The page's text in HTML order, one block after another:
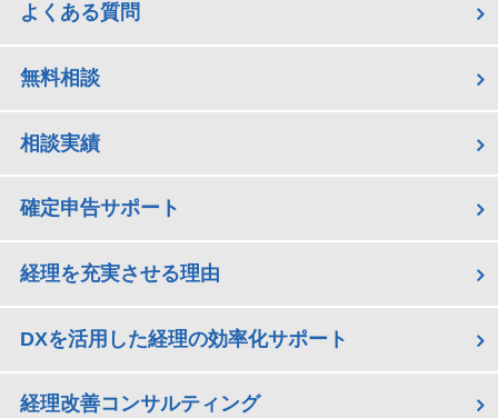
よくある質問
無料相談
相談実績
確定申告サポート
経理を充実させる理由
DXを活用した経理の効率化サポート
経理改善コンサルティング